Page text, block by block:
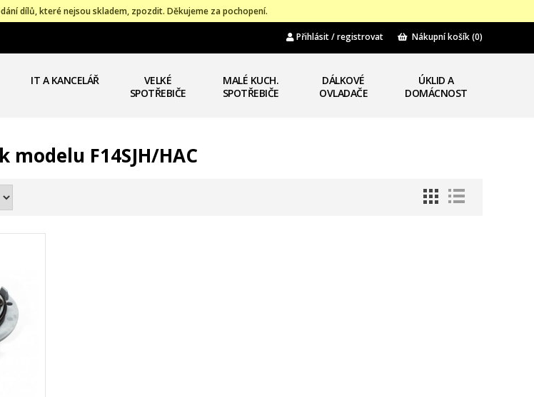
dílů, které nejsou skladem, zpozdit. Děkujeme za pochopení.
Přihlásit / registrovat Nákupní košík(0)
IT A KANCELÁŘ
VELKÉ
SPOTŘEBIČE
MALÉ KUCH.
SPOTŘEBIČE
DÁLKOVÉ
OVLADAČE
ÚKLID A
DOMÁCNOST
F14SJH/HAC